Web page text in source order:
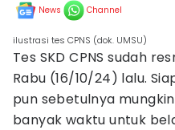
News Channel
ilustrasi tes CPNS (dok. UMSU)
Tes SKD CPNS sudah
Rabu (16/10/24) lalu.
pun sebetulnya
banyak waktu untuk